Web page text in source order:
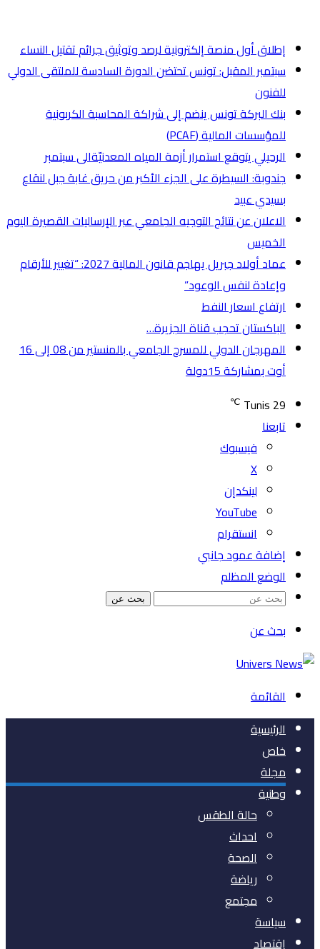
إطلاق أول منصة إلكترونية لرصد وتوثيق جرائم تقتيل النساء
سبتمبر المقبل: تونس تحتضن الدورة السادسة للملتقى الدولي
للفنون
بنك البركة تونس ينضم إلى شراكة المحاسبة الكربونية
للمؤسسات المالية (PCAF)
الرحيلي يتوقع استمرار أزمة المياه المعدنيّةالى سبتمبر
جندوبة: السيطرة على الجزء الأكبر من حريق غابة جبل لنقاع
بسيدي عبيد
الاعلان عن نتائج التوجيه الجامعي عبر الإرساليات القصيرة اليوم
الخميس
عماد أولاد جبريل يهاجم قانون المالية 2027: “تغيير للأرقام
وإعادة لنفس الوعود”
ارتفاع اسعار النفط
الباكستان تحجب قناة الجزيرة…
المهرجان الدولي للمسرح الجامعي بالمنستير من 08 إلى 16
أوت بمشاركة 15دولة
Tunis 29
℃
تابعنا
فيسبوك
‫X
لينكدإن
‫YouTube
انستقرام
إضافة عمود جانبي
الوضع المظلم
بحث عن
بحث عن
القائمة
الرئيسية
خاص
مجلة
وطنية
حالة الطقس
احداث
الصحة
رياضة
مجتمع
سياسة
إقتصاد